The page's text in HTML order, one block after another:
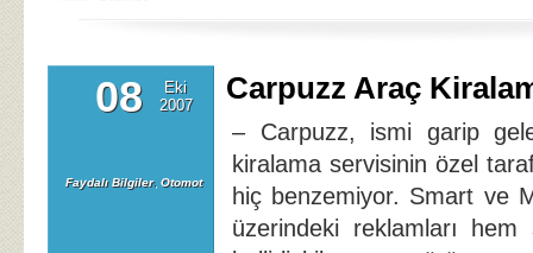
08
Eki
2007
Faydalı Bilgiler, Otomot
Carpuzz Araç
– Carpuzz, ismi garip
kiralama servisinin özel
hiç benzemiyor. Smart ve
üzerindeki reklamları hem